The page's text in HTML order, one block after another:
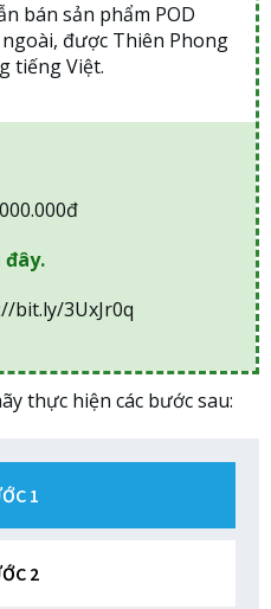
bán sản phẩm POD
được Thiên Phong
tiếng Việt.
bit.ly/3UxJr0q
thực hiện các bước sau:
1
2